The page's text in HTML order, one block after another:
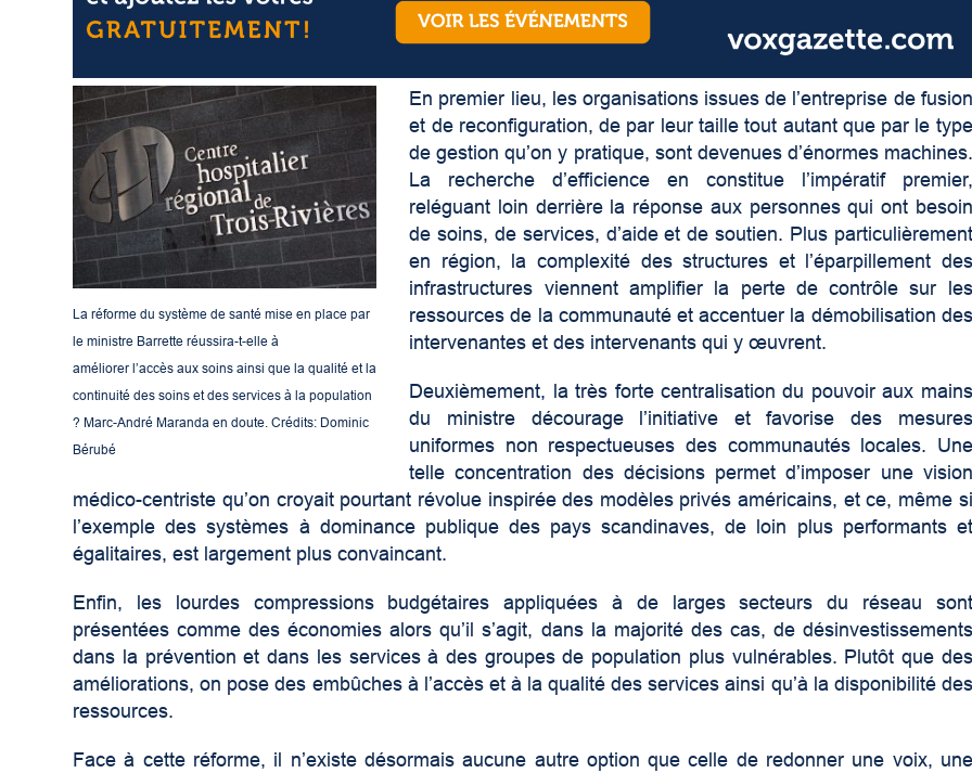
La réforme du système de santé mise en place par
le ministre Barrette réussira-t-elle à
améliorer l’accès aux soins ainsi que la qualité et la
continuité des soins et des services à la population
? Marc-André Maranda en doute. Crédits: Dominic
Bérubé
En premier lieu, les organisations issues de l’entreprise de fusion
et de reconfiguration, de par leur taille tout autant que par le type
de gestion qu’on y pratique, sont devenues d’énormes machines.
La recherche d’efficience en constitue l’impératif premier,
reléguant loin derrière la réponse aux personnes qui ont besoin
de soins, de services, d’aide et de soutien. Plus particulièrement
en région, la complexité des structures et l’éparpillement des
infrastructures viennent amplifier la perte de contrôle sur les
ressources de la communauté et accentuer la démobilisation des
intervenantes et des intervenants qui y œuvrent.
Deuxièmement, la très forte centralisation du pouvoir aux mains
du ministre décourage l’initiative et favorise des mesures
uniformes non respectueuses des communautés locales. Une
telle concentration des décisions permet d’imposer une vision
médico-centriste qu’on croyait pourtant révolue inspirée des modèles privés américains, et ce, même si
l’exemple des systèmes à dominance publique des pays scandinaves, de loin plus performants et
égalitaires, est largement plus convaincant.
Enfin, les lourdes compressions budgétaires appliquées à de larges secteurs du réseau sont
présentées comme des économies alors qu’il s’agit, dans la majorité des cas, de désinvestissements
dans la prévention et dans les services à des groupes de population plus vulnérables. Plutôt que des
améliorations, on pose des embûches à l’accès et à la qualité des services ainsi qu’à la disponibilité des
ressources.
Face à cette réforme, il n’existe désormais aucune autre option que celle de redonner une voix, une